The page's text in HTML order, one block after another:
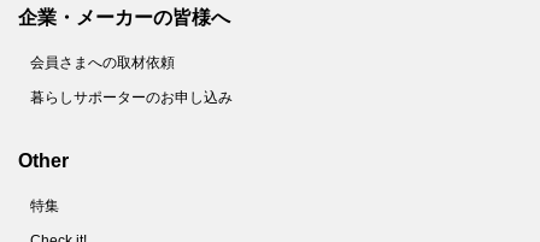
企業・メーカーの皆様へ
会員さまへの取材依頼
暮らしサポーターのお申し込み
Other
特集